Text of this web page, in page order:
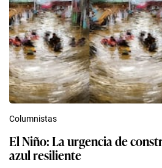
Columnistas
El Niño: La urgencia de
azul resiliente